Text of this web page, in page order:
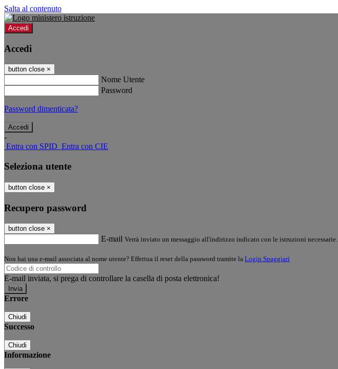
Salta al contenuto
Accedi
Accedi
button close ×
Nome Utente
Password
Password dimenticata?
-
Entra con SPID Entra con CIE
Seleziona utente
button close ×
Recupero password
button close ×
E-mail Verrà inviato un messaggio all'indirizzo indicato con le istruzioni necessarie.
Non hai una e-mail associata al nome utente? Effettua il reset della password tramite la Login Spaggiari
E-mail inviata, si prega di controllare la casella di posta elettronica!
Errore
Chiudi
Successo
Chiudi
Informazione